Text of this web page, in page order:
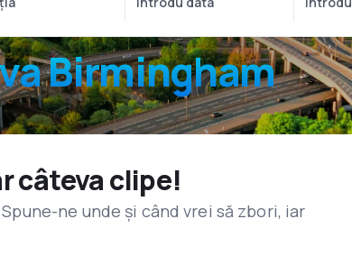
Birmingham
câteva clipe!
ne unde și când vrei să zbori, iar